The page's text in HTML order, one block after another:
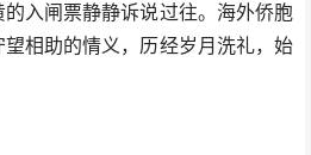
入闸票静静诉说过往。海外侨胞
相助的情义，历经岁月洗礼，始